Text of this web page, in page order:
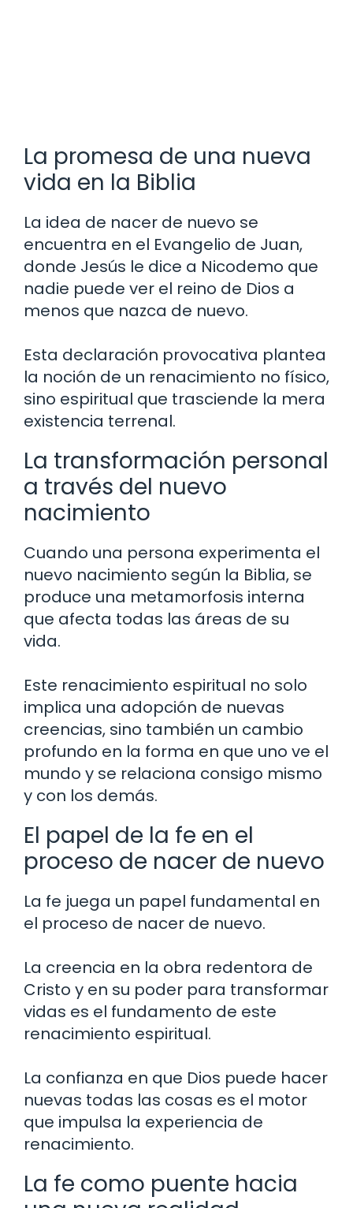
La promesa de una nueva
vida en la Biblia
La idea de nacer de nuevo se
encuentra en el Evangelio de Juan,
donde Jesús le dice a Nicodemo que
nadie puede ver el reino de Dios a
menos que nazca de nuevo.
Esta declaración provocativa plantea
la noción de un renacimiento no físico,
sino espiritual que trasciende la mera
existencia terrenal.
La transformación personal
a través del nuevo
nacimiento
Cuando una persona experimenta el
nuevo nacimiento según la Biblia, se
produce una metamorfosis interna
que afecta todas las áreas de su
vida.
Este renacimiento espiritual no solo
implica una adopción de nuevas
creencias, sino también un cambio
profundo en la forma en que uno ve el
mundo y se relaciona consigo mismo
y con los demás.
El papel de la fe en el
proceso de nacer de nuevo
La fe juega un papel fundamental en
el proceso de nacer de nuevo.
La creencia en la obra redentora de
Cristo y en su poder para transformar
vidas es el fundamento de este
renacimiento espiritual.
La confianza en que Dios puede hacer
nuevas todas las cosas es el motor
que impulsa la experiencia de
renacimiento.
La fe como puente hacia